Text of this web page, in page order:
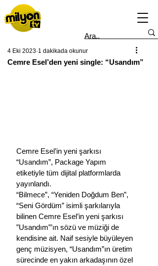
Cemre Esel’den yeni single: “Usandım”
4 Eki 2023 1 dakikada okunur
Cemre Esel’in yeni şarkısı
“Usandım”, Package Yapım
etiketiyle tüm dijital platformlarda
yayınlandı.
“Bilmece”, “Yeniden Doğdum Ben”,
“Seni Gördüm” isimli şarkılarıyla
bilinen Cemre Esel’in yeni şarkısı
”Usandım”’ın sözü ve müziği de
kendisine ait. Naif sesiyle büyüleyen
genç müzisyen, “Usandım”ın üretim
sürecinde en yakın arkadaşının özel